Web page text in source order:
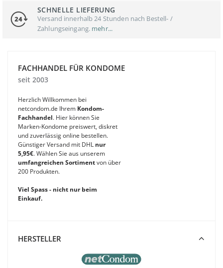
SCHNELLE LIEFERUNG
Versand innerhalb 24 Stunden nach Bestell- /
Zahlungseingang. mehr...
FACHHANDEL FÜR KONDOME
seit 2003
Herzlich Willkommen bei
netcondom.de Ihrem Kondom-
Fachhandel. Hier können Sie
Marken-Kondome preiswert, diskret
und zuverlässig online bestellen.
Günstiger Versand mit DHL nur
5,95€. Wählen Sie aus unserem
umfangreichen Sortimentvon über
200 Produkten.
Viel Spass - nicht nur beim
Einkauf.
HERSTELLER